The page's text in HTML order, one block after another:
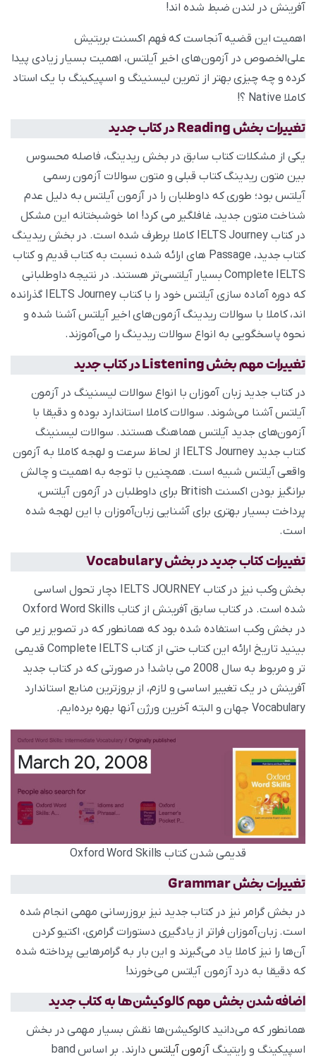
آفرینش در لندن ضبط شده اند!
اهمیت این قضیه آنجاست که فهم اکسنت بریتیش
علی‌الخصوص در آزمون‌های اخیر آیلتس، اهمیت بسیار زیادی پیدا
کرده و چه چیزی بهتر از تمرین لیسنینگ و اسپیکینگ با یک استاد
کاملا Native ؟!
تغییرات بخش Reading در کتاب جدید
یکی از مشکلات کتاب سابق در بخش ریدینگ، فاصله محسوس
بین متون ریدینگ کتاب قبلی و متون سوالات آزمون رسمی
آیلتس بود؛ طوری که داوطلبان را در آزمون آیلتس به دلیل عدم
شناخت متون جدید، غافلگیر می کرد! اما خوشبختانه این مشکل
در کتاب IELTS Journey کاملا برطرف شده است. در بخش ریدینگ
کتاب جدید، Passage های ارائه شده نسبت به کتاب قدیم و کتاب
Complete IELTS بسیار آیلتسی‌تر هستند. در نتیجه داوطلبانی
که دوره آماده سازی آیلتس خود را با کتاب IELTS Journey گذرانده
‌اند، کاملا با سوالات ریدینگ آزمون‌های اخیر آیلتس آشنا شده و
نحوه پاسخگویی به انواع سوالات ریدینگ را می‌آموزند.
تغییرات مهم بخش Listening در کتاب جدید
در کتاب جدید زبان آموزان با انواع سوالات لیسنینگ در آزمون
آیلتس آشنا می‌شوند. سوالات کاملا استاندارد بوده و دقیقا با
آزمون‌های جدید آیلتس هماهنگ هستند. سوالات لیسنینگ
کتاب جدید IELTS Journey از لحاظ سرعت و لهجه کاملا به آزمون
واقعی آیلتس شبیه است. همچنین با توجه به اهمیت و چالش
برانگیز بودن اکسنت British برای داوطلبان در آزمون آیلتس،
پرداخت بسیار بهتری برای آشنایی زبان‌آموزان با این لهجه شده
است.
تغییرات کتاب جدید در بخش Vocabulary
بخش وکب نیز در کتاب IELTS JOURNEY دچار تحول اساسی
شده است. در کتاب سابق آفرینش از کتاب Oxford Word Skills
در بخش وکب استفاده شده بود که همانطور که در تصویر زیر می
بینید تاریخ ارائه این کتاب حتی از کتاب Complete IELTS قدیمی
تر و مربوط به سال 2008 می باشد! در صورتی که در کتاب جدید
آفرینش در یک تغییر اساسی و لازم، از بروزترین منابع استاندارد
Vocabulary جهان و البته آخرین ورژن آنها بهره برده‌ایم.
قدیمی شدن کتاب Oxford Word Skills
تغییرات بخش Grammar
در بخش گرامر نیز در کتاب جدید نیز بروزرسانی مهمی انجام شده
است. زبان‌آموزان فراتر از یادگیری دستورات گرامری، اکتیو کردن
آن‌ها را نیز کاملا یاد می‌گیرند و این بار به گرامرهایی پرداخته شده
که دقیقا به درد آزمون آیلتس می‌خورند!
اضافه شدن بخش مهم کالوکیشن‌ها به کتاب جدید
همانطور که می‌دانید کالوکیشن‌ها نقش بسیار مهمی در بخش
اسپیکینگ و رایتینگآزمون آیلتس دارند. بر اساس band